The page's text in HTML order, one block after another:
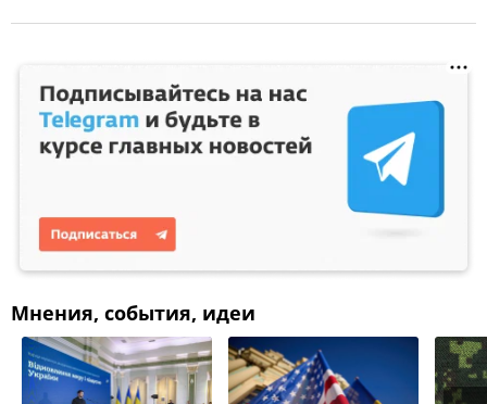
Мнения, события, идеи